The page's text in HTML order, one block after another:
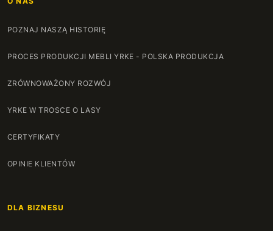
POZNAJ NASZĄ HISTORIĘ
PROCES PRODUKCJI MEBLI YRKE - POLSKA PRODUKCJA
ZRÓWNOWAŻONY ROZWÓJ
YRKE W TROSCE O LASY
CERTYFIKATY
OPINIE KLIENTÓW
DLA BIZNESU